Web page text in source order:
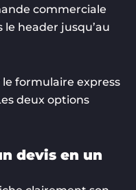
commerciale
header jusqu’au
formulaire express
deux options
devis en un